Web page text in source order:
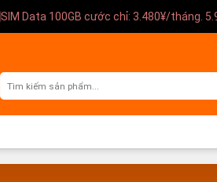
SIM Data 100GB cước chỉ: 3.480¥/tháng.